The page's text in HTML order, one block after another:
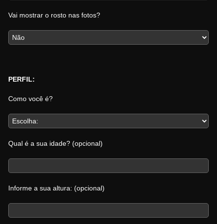
Vai mostrar o rosto nas fotos?
PERFIL:
Como você é?
Qual é a sua idade? (opcional)
Informe a sua altura: (opcional)